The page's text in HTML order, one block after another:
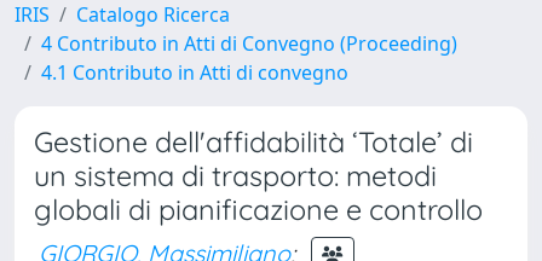
IRIS
Catalogo Ricerca
4 Contributo in Atti di Convegno (Proceeding)
4.1 Contributo in Atti di convegno
Gestione dell'affidabilità ‘Totale’ di
un sistema di trasporto: metodi
globali di pianificazione e controllo
GIORGIO, Massimiliano;